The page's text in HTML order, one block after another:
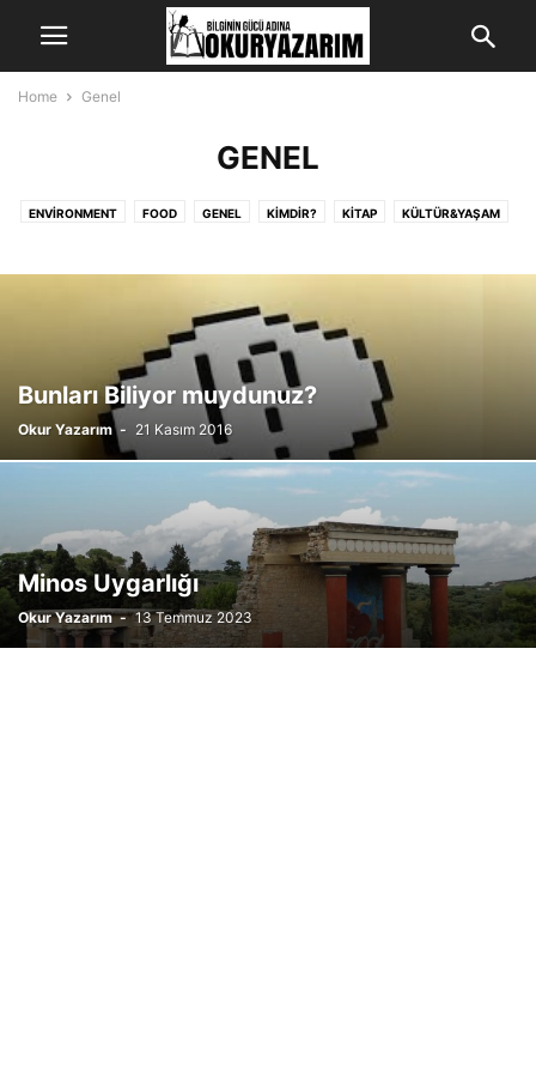
Home Genel
GENEL
ENVIRONMENT FOOD GENEL KIMDIR? KITAP KÜLTÜR&YAŞAM
Bunları Biliyor muydunuz?
Okur Yazarım - 21 Kasım 2016
Minos Uygarlığı
Okur Yazarım - 13 Temmuz 2023